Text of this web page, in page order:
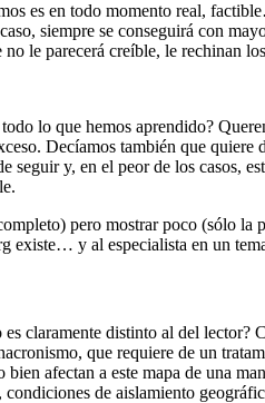
es en todo momento real,
siempre se conseguirá con
le parecerá creíble, le rechinan
lo que hemos aprendido?
Decíamos también que
y, en el peor de los casos,
pero mostrar poco (sólo la
y al especialista en un
claramente distinto al del lector?
que requiere de un
afectan a este mapa de una
de aislamiento